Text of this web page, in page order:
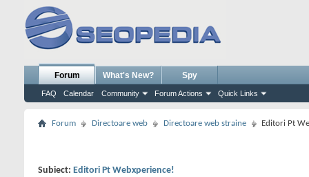
Forum
FAQ Calendar Community Forum Actions Quick Links
What's New? Spy
Forum Directoare web Directoare web straine Editori Pt
Subiect: Editori Pt Webxperience!